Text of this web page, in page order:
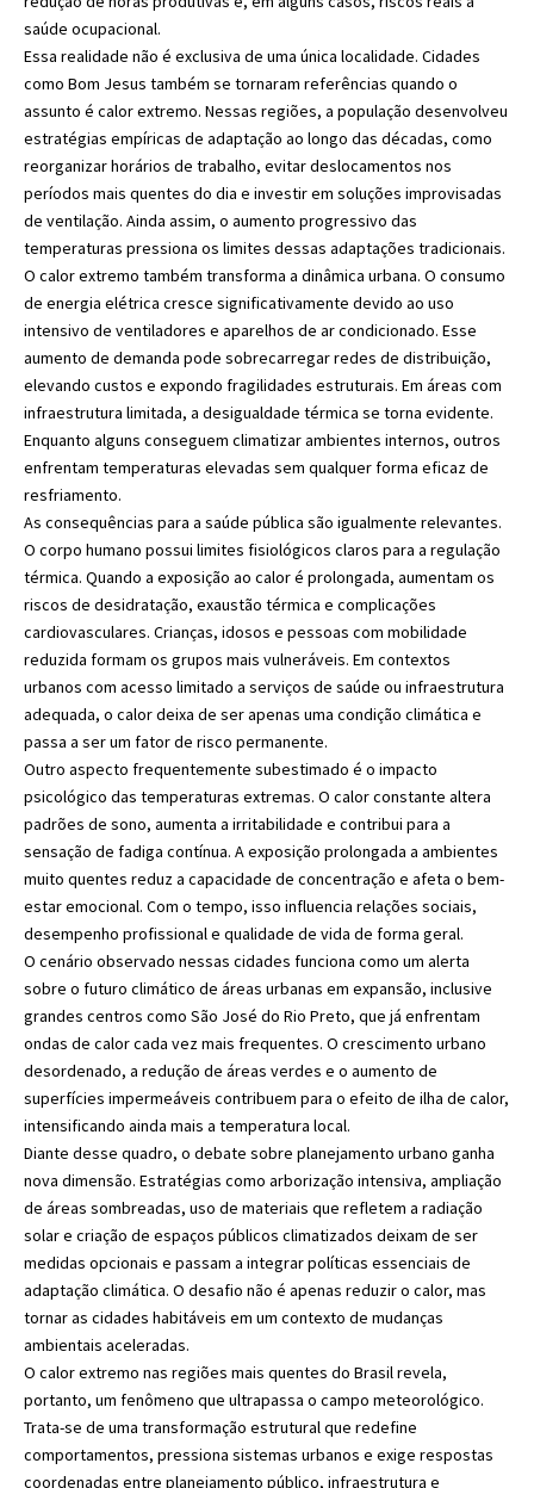
saúde ocupacional.
Essa realidade não é exclusiva de uma única localidade. Cidades
como Bom Jesus também se tornaram referências quando o
assunto é calor extremo. Nessas regiões, a população desenvolveu
estratégias empíricas de adaptação ao longo das décadas, como
reorganizar horários de trabalho, evitar deslocamentos nos
períodos mais quentes do dia e investir em soluções improvisadas
de ventilação. Ainda assim, o aumento progressivo das
temperaturas pressiona os limites dessas adaptações tradicionais.
O calor extremo também transforma a dinâmica urbana. O consumo
de energia elétrica cresce significativamente devido ao uso
intensivo de ventiladores e aparelhos de ar condicionado. Esse
aumento de demanda pode sobrecarregar redes de distribuição,
elevando custos e expondo fragilidades estruturais. Em áreas com
infraestrutura limitada, a desigualdade térmica se torna evidente.
Enquanto alguns conseguem climatizar ambientes internos, outros
enfrentam temperaturas elevadas sem qualquer forma eficaz de
resfriamento.
As consequências para a saúde pública são igualmente relevantes.
O corpo humano possui limites fisiológicos claros para a regulação
térmica. Quando a exposição ao calor é prolongada, aumentam os
riscos de desidratação, exaustão térmica e complicações
cardiovasculares. Crianças, idosos e pessoas com mobilidade
reduzida formam os grupos mais vulneráveis. Em contextos
urbanos com acesso limitado a serviços de saúde ou infraestrutura
adequada, o calor deixa de ser apenas uma condição climática e
passa a ser um fator de risco permanente.
Outro aspecto frequentemente subestimado é o impacto
psicológico das temperaturas extremas. O calor constante altera
padrões de sono, aumenta a irritabilidade e contribui para a
sensação de fadiga contínua. A exposição prolongada a ambientes
muito quentes reduz a capacidade de concentração e afeta o bem-
estar emocional. Com o tempo, isso influencia relações sociais,
desempenho profissional e qualidade de vida de forma geral.
O cenário observado nessas cidades funciona como um alerta
sobre o futuro climático de áreas urbanas em expansão, inclusive
grandes centros como São José do Rio Preto, que já enfrentam
ondas de calor cada vez mais frequentes. O crescimento urbano
desordenado, a redução de áreas verdes e o aumento de
superfícies impermeáveis contribuem para o efeito de ilha de calor,
intensificando ainda mais a temperatura local.
Diante desse quadro, o debate sobre planejamento urbano ganha
nova dimensão. Estratégias como arborização intensiva, ampliação
de áreas sombreadas, uso de materiais que refletem a radiação
solar e criação de espaços públicos climatizados deixam de ser
medidas opcionais e passam a integrar políticas essenciais de
adaptação climática. O desafio não é apenas reduzir o calor, mas
tornar as cidades habitáveis em um contexto de mudanças
ambientais aceleradas.
O calor extremo nas regiões mais quentes do Brasil revela,
portanto, um fenômeno que ultrapassa o campo meteorológico.
Trata-se de uma transformação estrutural que redefine
comportamentos, pressiona sistemas urbanos e exige respostas
coordenadas entre planejamento público, infraestrutura e